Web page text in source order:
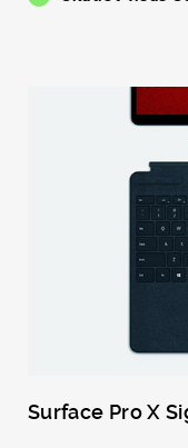
Surface Pro X